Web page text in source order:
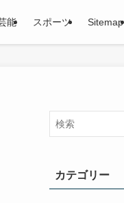
能 スポーツ Sitemap
カテゴリー